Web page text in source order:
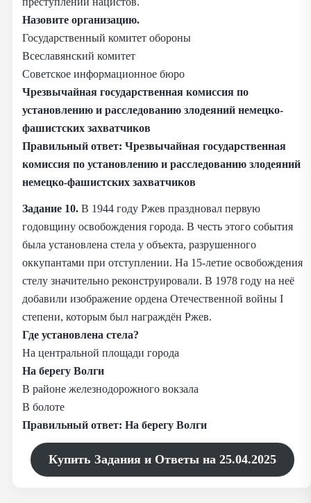
Назовите организацию.
Государственный комитет обороны
Всеславянский комитет
Советское информационное бюро
Чрезвычайная государственная комиссия по
установлению и расследованию злодеяний немецко-
фашистских захватчиков
Правильный ответ: Чрезвычайная государственная
комиссия по установлению и расследованию злодеяний
немецко-фашистских захватчиков
Задание 10. В 1944 году Ржев праздновал первую
годовщину освобождения города. В честь этого события
была установлена стела у объекта, разрушенного
оккупантами при отступлении. На 15-летие освобождения
стелу значительно реконструировали. В 1978 году на неё
добавили изображение ордена Отечественной войны I
степени, которым был награждён Ржев.
Где установлена стела?
На центральной площади города
На берегу Волги
В районе железнодорожного вокзала
В болоте
Правильный ответ: На берегу Волги
Купить Задания и Ответы на 25.04.2025